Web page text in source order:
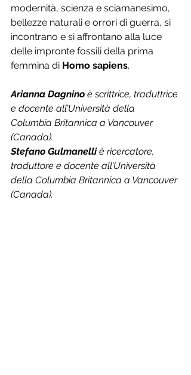
modernità, scienza e sciamanesimo,
bellezze naturali e orrori di guerra, si
incontrano e si affrontano alla luce
delle impron­te fossili della prima
femmina di Homo sapiens.
Arianna Dagnino è scrittrice, traduttrice
e docente all’Università della
Columbia Britannica a Van­couver
(Canada).
Stefano Gulmanelli è ricercatore,
traduttore e docente all’Università
della Columbia Britannica a Van­couver
(Canada).